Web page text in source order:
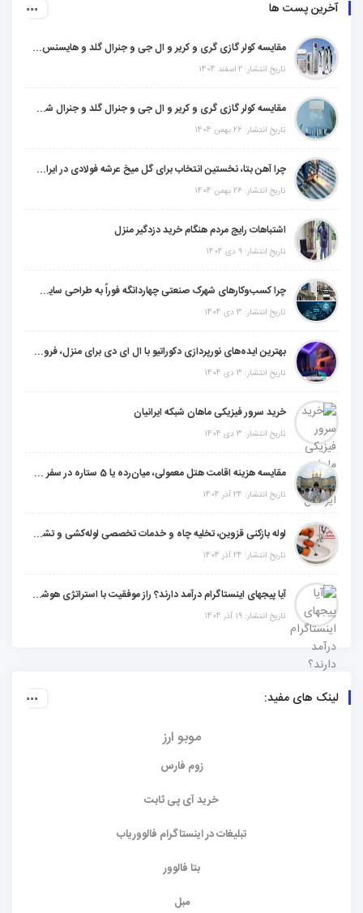
آخرین پست ها
مقایسه کولر گازی گری و کریر و ال جی و جنرال گلد و هایسنس و مدیا و اجنرال
تاریخ انتشار: 2 اسفند 1404
مقایسه کولر گازی گری و کریر و ال جی و جنرال گلد و جنرال شکار و سامسونگ و یونیوا
تاریخ انتشار: 26 بهمن 1404
چرا آهن بتا، نخستین انتخاب برای گل میخ عرشه فولادی در ایران است؟
تاریخ انتشار: 26 بهمن 1404
اشتباهات رایج مردم هنگام خرید دزدگیر منزل
تاریخ انتشار: 9 دی 1404
چرا کسب‌وکارهای شهرک صنعتی چهاردانگه فوراً به طراحی سایت نیاز دارند؟
تاریخ انتشار: 3 دی 1404
بهترین ایده‌های نورپردازی دکوراتیو با ال ای دی برای منزل، فروشگاه و دفتر کار
تاریخ انتشار: 3 دی 1404
خرید سرور فیزیکی ماهان شبکه ایرانیان
تاریخ انتشار: 3 دی 1404
مقایسه هزینه اقامت هتل معمولی، میان‌رده یا 5 ستاره در سفر زیارتی عراق
تاریخ انتشار: 24 آذر 1404
لوله بازکنی قزوین، تخلیه چاه و خدمات تخصصی لوله‌کشی و تشخیص ترکیدگی
تاریخ انتشار: 24 آذر 1404
آیا پیجهای اینستاگرام درآمد دارند؟ راز موفقیت با استراتژی هوشمندانه
تاریخ انتشار: 19 آذر 1404
لینک های مفید:
موبو ارز
زوم فارس
خرید آی پی ثابت
تبلیغات در اینستاگرام فالووریاب
بتا فالوور
مبل